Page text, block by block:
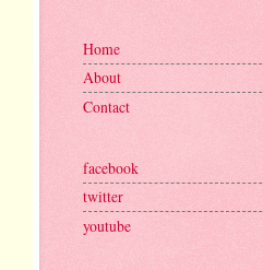
Home
About
Contact
facebook
twitter
youtube